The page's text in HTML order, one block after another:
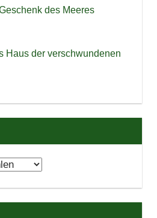
des Meeres
Haus der verschwundenen